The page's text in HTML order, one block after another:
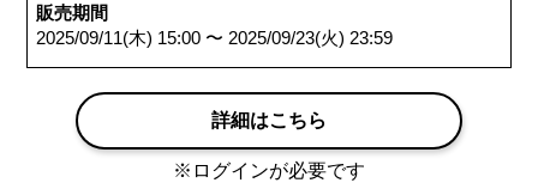
販売期間
2025/09/11(木) 15:00 〜 2025/09/23(火) 23:59
詳細はこちら
※ログインが必要です